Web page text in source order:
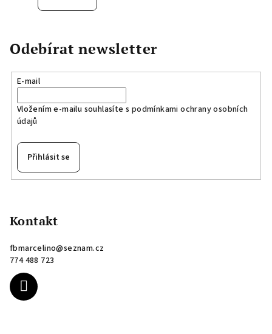
Odebírat newsletter
E-mail
Vložením e-mailu souhlasíte s podmínkami ochrany osobních
údajů
Přihlásit se
Kontakt
fbmarcelino@seznam.cz
774 488 723